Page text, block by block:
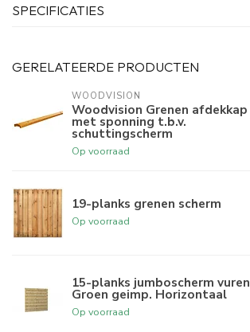
SPECIFICATIES
GERELATEERDE PRODUCTEN
WOODVISION
Woodvision Grenen afdekkap
met sponning t.b.v.
schuttingscherm
Op voorraad
19-planks grenen scherm
Op voorraad
15-planks jumboscherm vuren
Groen geimp. Horizontaal
Op voorraad